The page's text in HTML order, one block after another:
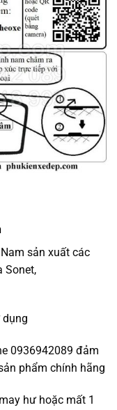
sản xuất các
Sonet,
0936942089 đảm
phẩm chính hãng
hư hoặc mất 1